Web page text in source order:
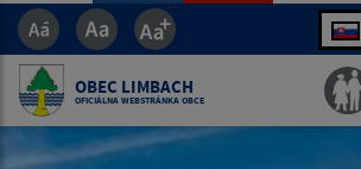
Jazyk
OBEC LIMBACH
OFICIÁLNA WEBSTRÁNKA OBCE